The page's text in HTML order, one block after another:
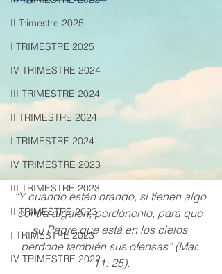
II Trimestre 2025
I TRIMESTRE 2025
IV TRIMESTRE 2024
III TRIMESTRE 2024
II TRIMESTRE 2024
I TRIMESTRE 2024
IV TRIMESTRE 2023
III TRIMESTRE 2023
II TRIMESTRE 2023
I TRIMESTRE 2023
IV TRIMESTRE 2022
“Y cuando estén orando, si tienen algo
contra alguien, perdónenlo, para que
su Padre que está en los cielos
perdone también sus ofensas” (Mar.
11: 25).